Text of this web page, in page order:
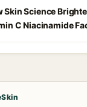
Skin Science
C Niacinamide